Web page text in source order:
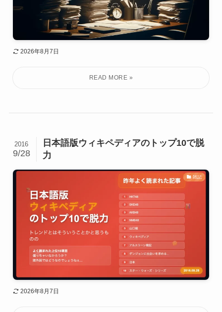
2026年8月7日
日本語版ウィキペディアのトップ10で脱
力
2016
9/28
雑記
2026年8月7日